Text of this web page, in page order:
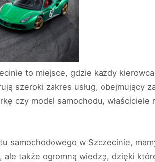
to miejsce, gdzie każdy
szeroki zakres usług, obejmujący
czy model samochodu,
samochodowego w Szczecinie,
także ogromną wiedzę, dzięki